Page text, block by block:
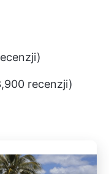
recenzji)